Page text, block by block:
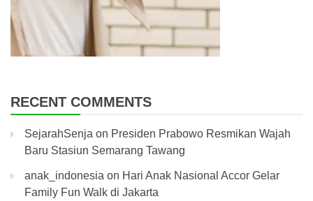
RECENT COMMENTS
SejarahSenja on Presiden Prabowo Resmikan Wajah
Baru Stasiun Semarang Tawang
anak_indonesia on Hari Anak Nasional Accor Gelar
Family Fun Walk di Jakarta